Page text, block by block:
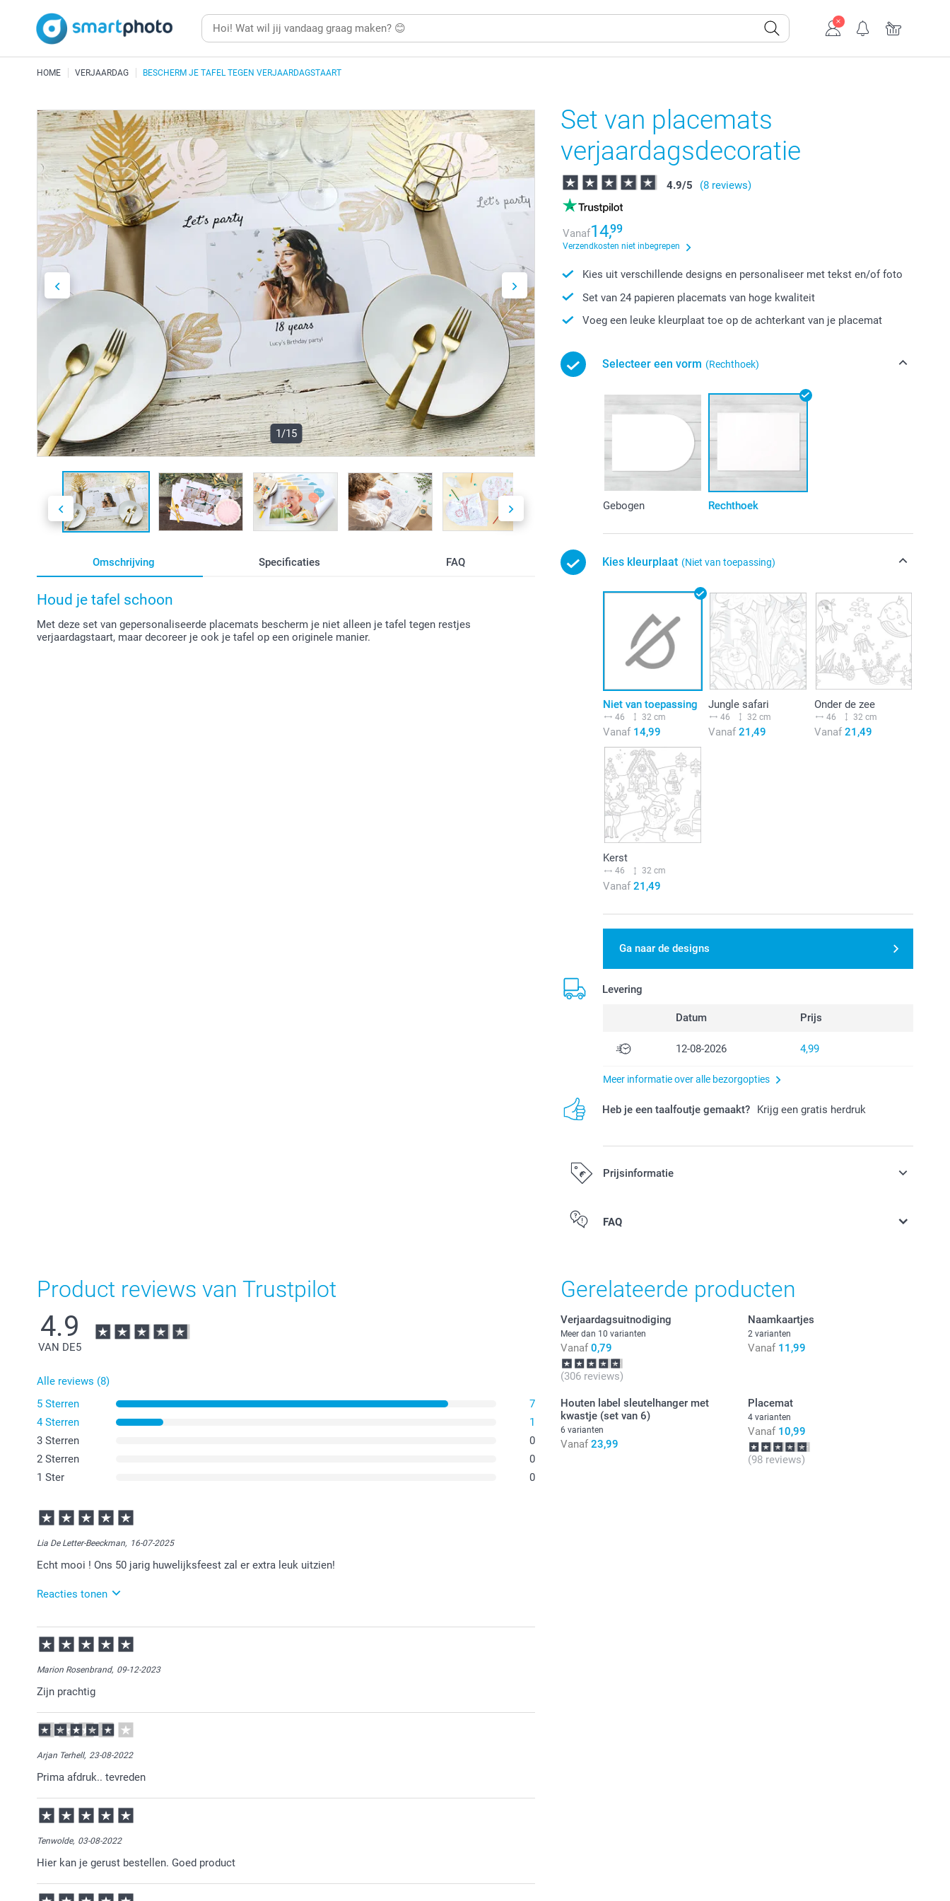
HOME VERJAARDAG BESCHERM JE TAFEL TEGEN VERJAARDAGSTAART
1/15
Omschrijving Specificaties FAQ
Houd je tafel schoon
Met deze set van gepersonaliseerde placemats bescherm je niet alleen je tafel tegen restjes
verjaardagstaart, maar decoreer je ook je tafel op een originele manier.
Set van placemats
verjaardagsdecoratie
4.9/5 (8 reviews)
Vanaf14,99
Verzendkosten niet inbegrepen
Kies uit verschillende designs en personaliseer met tekst en/of foto
Set van 24 papieren placemats van hoge kwaliteit
Voeg een leuke kleurplaat toe op de achterkant van je placemat
Selecteer een vorm (Rechthoek)
Gebogen Rechthoek
Kies kleurplaat (Niet van toepassing)
Niet van toepassing
46 32 cm
Vanaf 14,99
Jungle safari
46 32 cm
Vanaf 21,49
Onder de zee
46 32 cm
Vanaf21,49
Kerst
46 32 cm
Vanaf 21,49
Ga naar de designs
Levering
Datum Prijs
12-08-2026 4,99
Meer informatie over alle bezorgopties
Heb je een taalfoutje gemaakt? Krijg een gratis herdruk
Prijsinformatie
Alle prijzen zijn in EURO (€) inclusief BTW en exclusief verzendkosten.
FAQ
Product reviews van Trustpilot
4.9
VAN DE5
Alle reviews (8)
5 Sterren
7
4 Sterren
1
3 Sterren
0
2 Sterren
0
1 Ster
0
Lia De Letter-Beeckman, 16-07-2025
Echt mooi ! Ons 50 jarig huwelijksfeest zal er extra leuk uitzien!
Reacties tonen
17-07-2025
09:27
Bedankt voor je review. Wat leuk dat je bij ons placemats hebt gemaakt voor jullie 50-jarig
huwelijksfeest. Met dit product kun je je feest extra leuk personaliseren! Heel veel plezier alvast op
Marion Rosenbrand, 09-12-2023
Zijn prachtig
Arjan Terhell, 23-08-2022
Prima afdruk.. tevreden
Tenwolde, 03-08-2022
Hier kan je gerust bestellen. Goed product
Gerelateerde producten
Verjaardagsuitnodiging
Meer dan 10 varianten
Vanaf 0,79
(306 reviews)
Naamkaartjes
2 varianten
Vanaf 11,99
Houten label sleutelhanger met
kwastje (set van 6)
6 varianten
Vanaf 23,99
Placemat
4 varianten
Vanaf 10,99
(98 reviews)